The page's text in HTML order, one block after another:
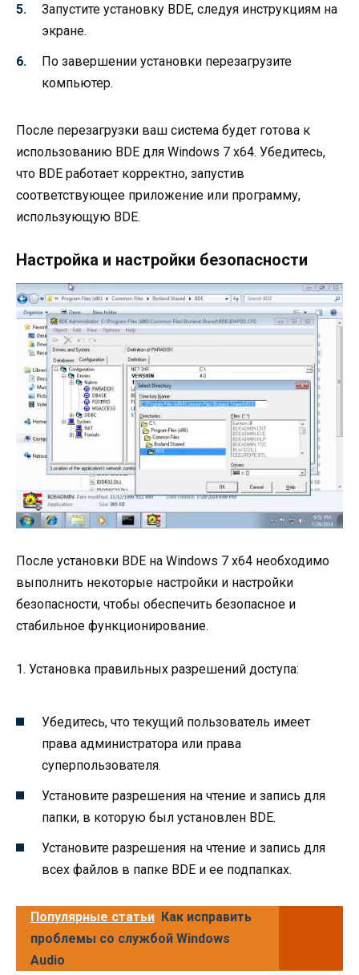
Запустите установку BDE, следуя инструкциям на
экране.
По завершении установки перезагрузите
компьютер.
После перезагрузки ваш система будет готова к
использованию BDE для Windows 7 x64. Убедитесь,
что BDE работает корректно, запустив
соответствующее приложение или программу,
использующую BDE.
Настройка и настройки безопасности
После установки BDE на Windows 7 x64 необходимо
выполнить некоторые настройки и настройки
безопасности, чтобы обеспечить безопасное и
стабильное функционирование.
1. Установка правильных разрешений доступа:
Убедитесь, что текущий пользователь имеет
права администратора или права
суперпользователя.
Установите разрешения на чтение и запись для
папки, в которую был установлен BDE.
Установите разрешения на чтение и запись для
всех файлов в папке BDE и ее подпапках.
Популярные статьи Как исправить
проблемы со службой Windows
Audio